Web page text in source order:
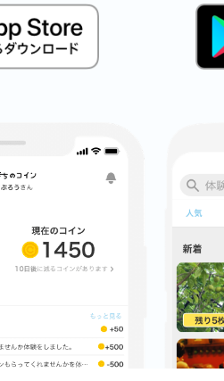
相模原
渋谷区